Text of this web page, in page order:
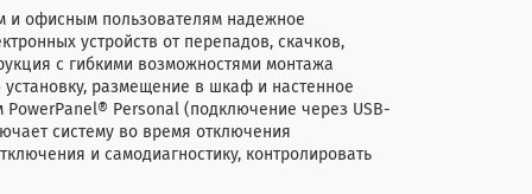
и офисным пользователям надежное
устройств от перепадов, скачков,
с гибкими возможностями монтажа
размещение в шкаф и настенное
Personal (подключение через USB-
систему во время отключения
и самодиагностику, контролировать